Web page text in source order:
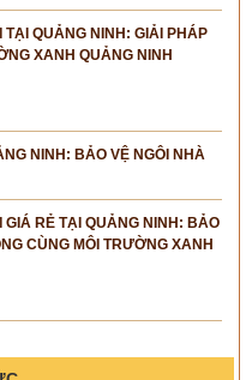
TẠI QUẢNG NINH: GIẢI PHÁP
XANH QUẢNG NINH
NINH: BẢO VỆ NGÔI NHÀ
GIÁ RẺ TẠI QUẢNG NINH: BẢO
CÙNG MÔI TRƯỜNG XANH